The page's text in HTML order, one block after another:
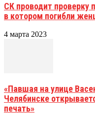
СК проводит проверку
в котором погибли
4 марта 2023
«Павшая на улице
Челябинске
печать»